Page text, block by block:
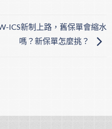
ICS新制上路，舊保單會縮水
嗎？新保單怎麼挑？